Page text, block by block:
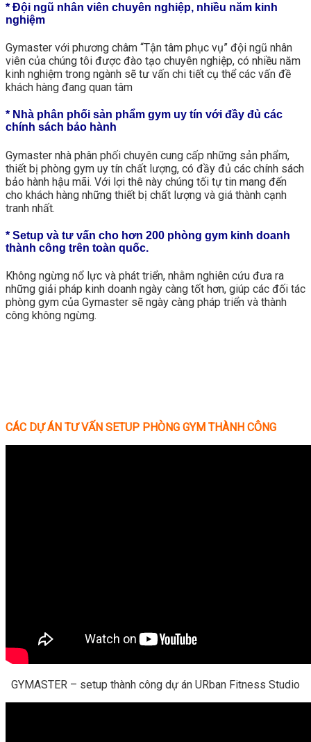
* Đội ngũ nhân viên chuyên nghiệp, nhiều năm kinh
nghiệm
Gymaster với phương châm “Tận tâm phục vụ” đội ngũ nhân
viên của chúng tôi được đào tạo chuyên nghiệp, có nhiều năm
kinh nghiệm trong ngành sẽ tư vấn chi tiết cụ thể các vấn đề
khách hàng đang quan tâm
* Nhà phân phối sản phẩm gym uy tín với đầy đủ các
chính sách bảo hành
Gymaster nhà phân phối chuyên cung cấp những sản phẩm,
thiết bị phòng gym uy tín chất lượng, có đầy đủ các chính sách
bảo hành hậu mãi. Với lợi thê này chúng tối tự tin mang đến
cho khách hàng những thiết bị chất lượng và giá thành cạnh
tranh nhất.
* Setup và tư vấn cho hơn 200 phòng gym kinh doanh
thành công trên toàn quốc.
Không ngừng nổ lực và phát triển, nhằm nghiên cứu đưa ra
những giải pháp kinh doanh ngày càng tốt hơn, giúp các đối tác
phòng gym của Gymaster sẽ ngày càng pháp triển và thành
công không ngừng.
CÁC DỰ ÁN TƯ VẤN SETUP PHÒNG GYM THÀNH CÔNG
GYMASTER – setup thành công dự án URban Fitness Studio